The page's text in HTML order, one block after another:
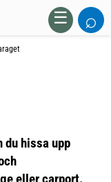
☰ ⌕
du hissa upp